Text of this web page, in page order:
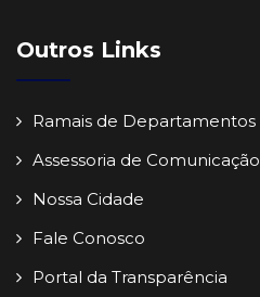
Outros Links
Ramais de Departamentos
Assessoria de Comunicação
Nossa Cidade
Fale Conosco
Portal da Transparência